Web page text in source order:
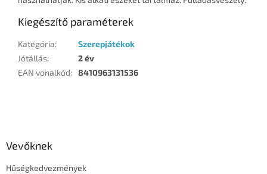
Kiegészítő paraméterek
Kategória:
Szerepjátékok
Jótállás:
2 év
EAN vonalkód: 8410963131536
Vevőknek
Hűségkedvezmények